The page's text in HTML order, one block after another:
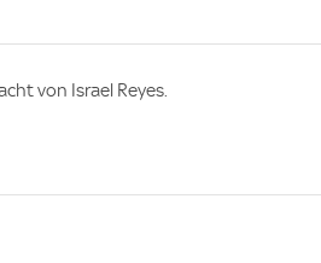
von Israel Reyes.